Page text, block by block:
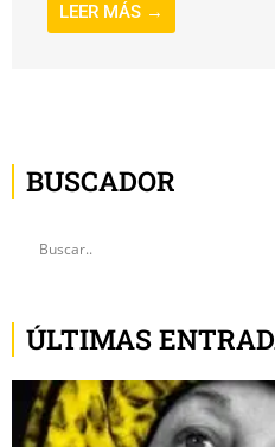
LEER MÁS →
BUSCADOR
ÚLTIMAS